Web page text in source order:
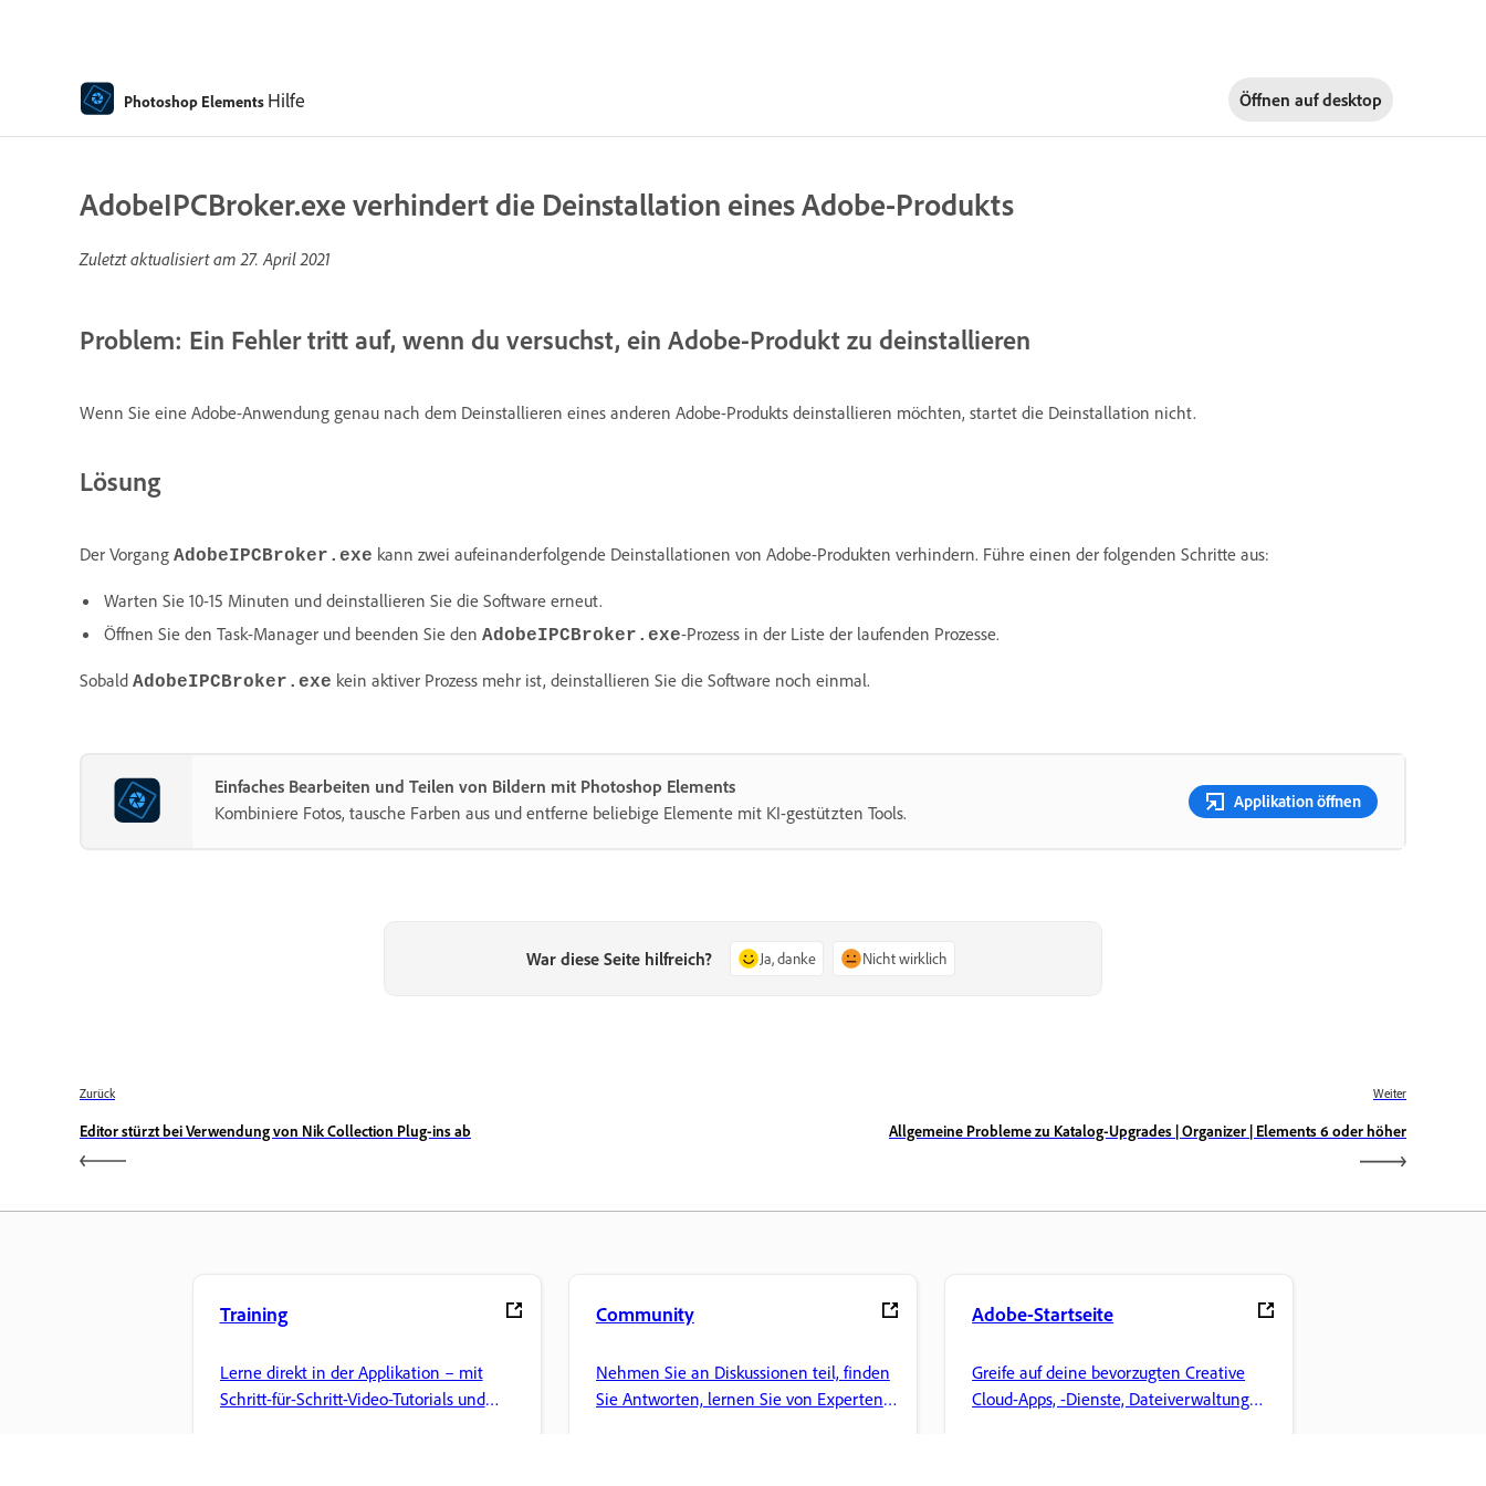
Photoshop Elements Hilfe Öffnen aufdesktop
AdobeIPCBroker.exe verhindert die Deinstallation eines Adobe-Produkts
Zuletzt aktualisiert am27. April 2021
Problem: Ein Fehler tritt auf, wenn du versuchst, ein Adobe-Produkt zu deinstallieren
Wenn Sie eine Adobe-Anwendung genau nach dem Deinstallieren eines anderen Adobe-Produkts deinstallieren möchten, startet die Deinstallation nicht.
Lösung
Der Vorgang AdobeIPCBroker.exe kann zwei aufeinanderfolgende Deinstallationen von Adobe-Produkten verhindern. Führe einen der folgenden Schritte aus:
Warten Sie 10-15 Minuten und deinstallieren Sie die Software erneut.
Öffnen Sie den Task-Manager und beenden Sie den AdobeIPCBroker.exe-Prozess in der Liste der laufenden Prozesse.
Sobald AdobeIPCBroker.exe kein aktiver Prozess mehr ist, deinstallieren Sie die Software noch einmal.
Einfaches Bearbeiten und Teilen von Bildern mit Photoshop Elements
Kombiniere Fotos, tausche Farben aus und entferne beliebige Elemente mit KI-gestützten Tools.
Applikation öffnen
War diese Seite hilfreich? Ja, danke Nicht wirklich
Zurück
Editor stürzt bei Verwendung von Nik Collection Plug-ins ab
Weiter
Allgemeine Probleme zu Katalog-Upgrades | Organizer | Elements 6 oder höher
Training
Lerne direkt in der Applikation – mit
Schritt-für-Schritt-Video-Tutorials und
Community
Nehmen Sie an Diskussionen teil, finden
Sie Antworten, lernen Sie von Experten
Adobe-Startseite
Greife auf deine bevorzugten Creative
Cloud-Apps, -Dienste, Dateiverwaltung